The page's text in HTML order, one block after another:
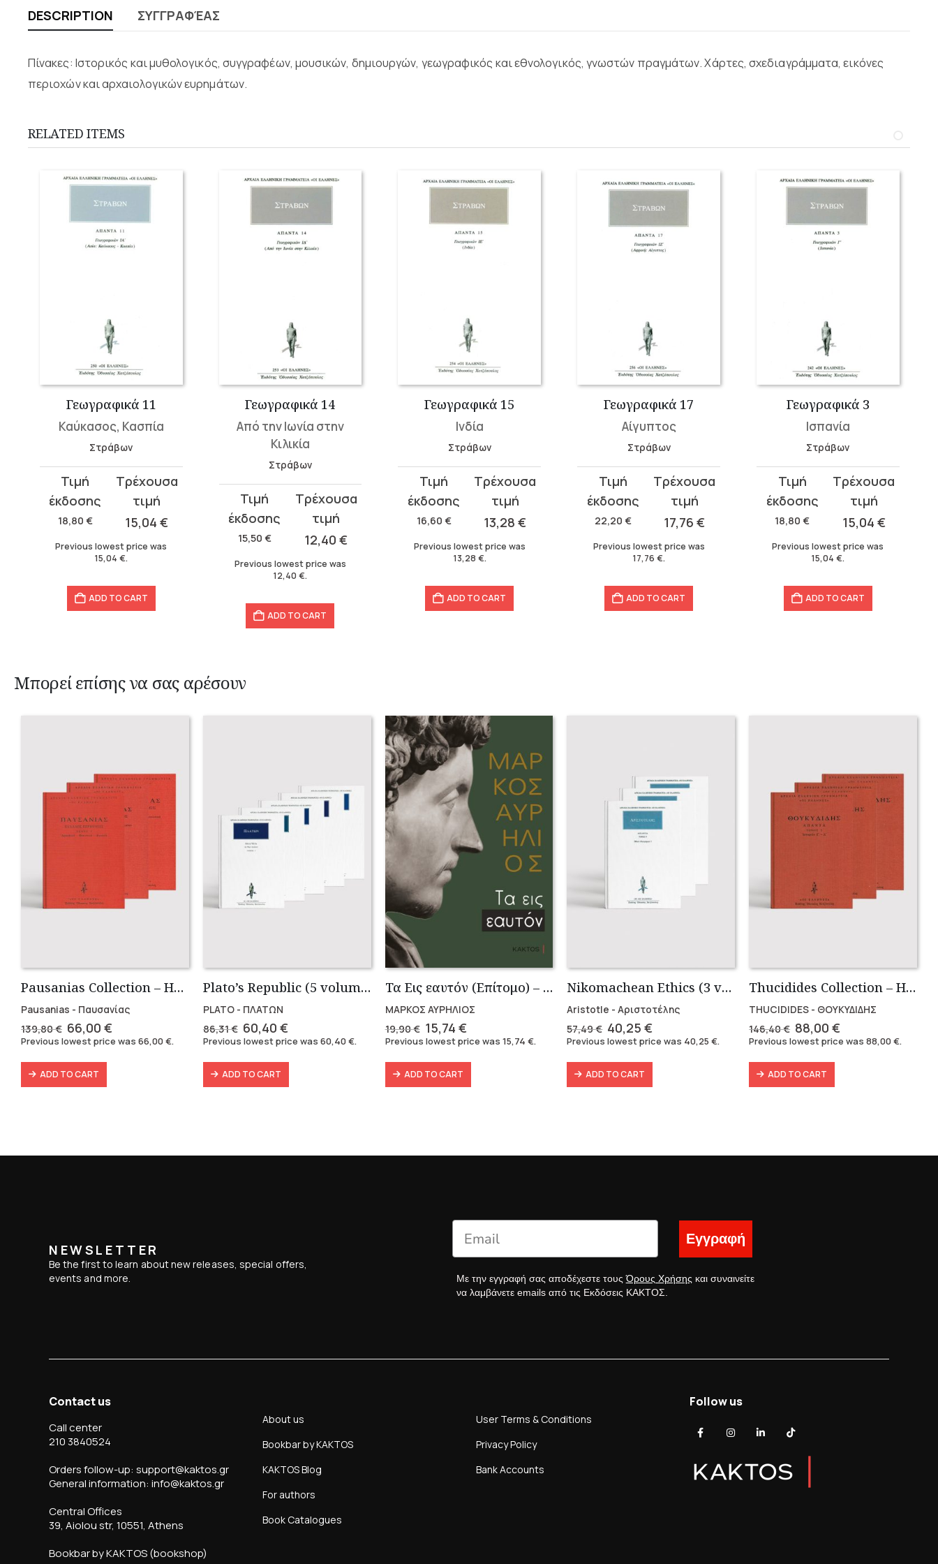
DESCRIPTION ΣΥΓΓΡΑΦΈΑΣ
Πίνακες: Ιστορικός και μυθολογικός, συγγραφέων, μουσικών, δημιουργών, γεωγραφικός και εθνολογικός, γνωστών πραγμάτων. Χάρτες, σχεδιαγράμματα, εικόνες
περιοχών και αρχαιολογικών ευρημάτων.
RELATED ITEMS
Γεωγραφικά 11
Καύκασος, Κασπία
Στράβων
18,80 €
Original
price
was:
18,80 €.
15,04€
Current
price
15,04 €.
Previous lowest price was
15,04€.
ADD TO CART
Γεωγραφικά 14
Από την Ιωνία στην
Κιλικία
Στράβων
15,50 €
Original
price
was:
15,50 €.
12,40€
Current
price
12,40 €.
Previous lowest price was
12,40€.
ADD TO CART
Γεωγραφικά 15
Ινδία
Στράβων
16,60 €
Original
price
was:
16,60 €.
13,28€
Current
price
13,28 €.
Previous lowest price was
13,28 €.
ADD TO CART
Γεωγραφικά 17
Αίγυπτος
Στράβων
22,20 €
Original
price
was:
22,20 €.
17,76€
Current
price
17,76 €.
Previous lowest price was
17,76€.
ADD TO CART
Γεωγραφικά 3
Ισπανία
Στράβων
18,80€
Original
price
was:
18,80 €.
15,04 €
Current
price
15,04 €.
Previous lowest price was
15,04€.
ADD TO CART
Μπορεί επίσης να σας αρέσουν
Pausanias Collection – Hardbound (3 volumes)
Pausanias - Παυσανίας
139,80€ Original
price
was:
139,80 €.
66,00€
price
Previous lowest price was 66,00€.
ADD TO CART
Plato’s Republic (5 volumes)
PLATO - ΠΛΑΤΩΝ
86,31€ Original
price
86,31 €.
60,40 €Current
price
60,40 €.
Previous lowest price was 60,40€.
ADD TO CART
Τα Εις εαυτόν (Επίτομο) – Μάρκος Αυρήλιος
ΜΑΡΚΟΣ ΑΥΡΗΛΙΟΣ
19,90€ Original
price
19,90 €.
15,74 €Current
price
15,74 €.
Previous lowest price was 15,74 €.
ADD TO CART
Nikomachean Ethics (3 volumes)
Aristotle - Αριστοτέλης
57,49€ Original
price
57,49 €.
40,25€
price
40,25 €.
Previous lowest price was 40,25€.
ADD TO CART
Thucidides Collection – Hardbound Edition (4 volumes)
THUCIDIDES - ΘΟΥΚΥΔΙΔΗΣ
146,40€ Original
price
was:
146,40 €.
88,00€
price
Previous lowest price was88,00€.
ADD TO CART
NEWSLETTER
Be the first to learn about new releases, special offers,
events and more.
Εγγραφή
Με την εγγραφή σας αποδέχεστε τουςΌρους Χρήσης και συναινείτε
να λαμβάνετε emails από τις Εκδόσεις ΚΑΚΤΟΣ.
Contact us
Call center
210 3840524
Orders follow-up: support@kaktos.gr
General information: info@kaktos.gr
Central Offices
39, Aiolou str, 10551, Athens
Bookbar by KAKTOS (bookshop)
About us
Bookbar by KAKTOS
KAKTOS Blog
For authors
Book Catalogues
User Terms & Conditions
Privacy Policy
Bank Accounts
Follow us